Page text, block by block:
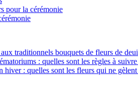
pour la cérémonie
traditionnels bouquets de fleurs de
: quelles sont les règles à
hiver : quelles sont les fleurs qui ne gèlent